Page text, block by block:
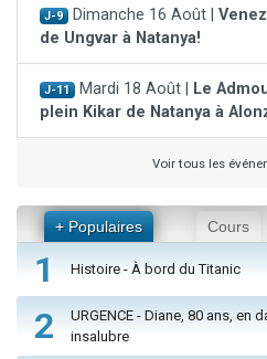
J-9 Dimanche 16 Août |
de Ungvar à Natanya!
J-11 Mardi 18 Août |
Le
plein Kikar de Natanya à
Voir tous les
+ Populaires Cours
1 Histoire - À bord du Titanic
2
URGENCE - Diane, 80 ans, en
insalubre